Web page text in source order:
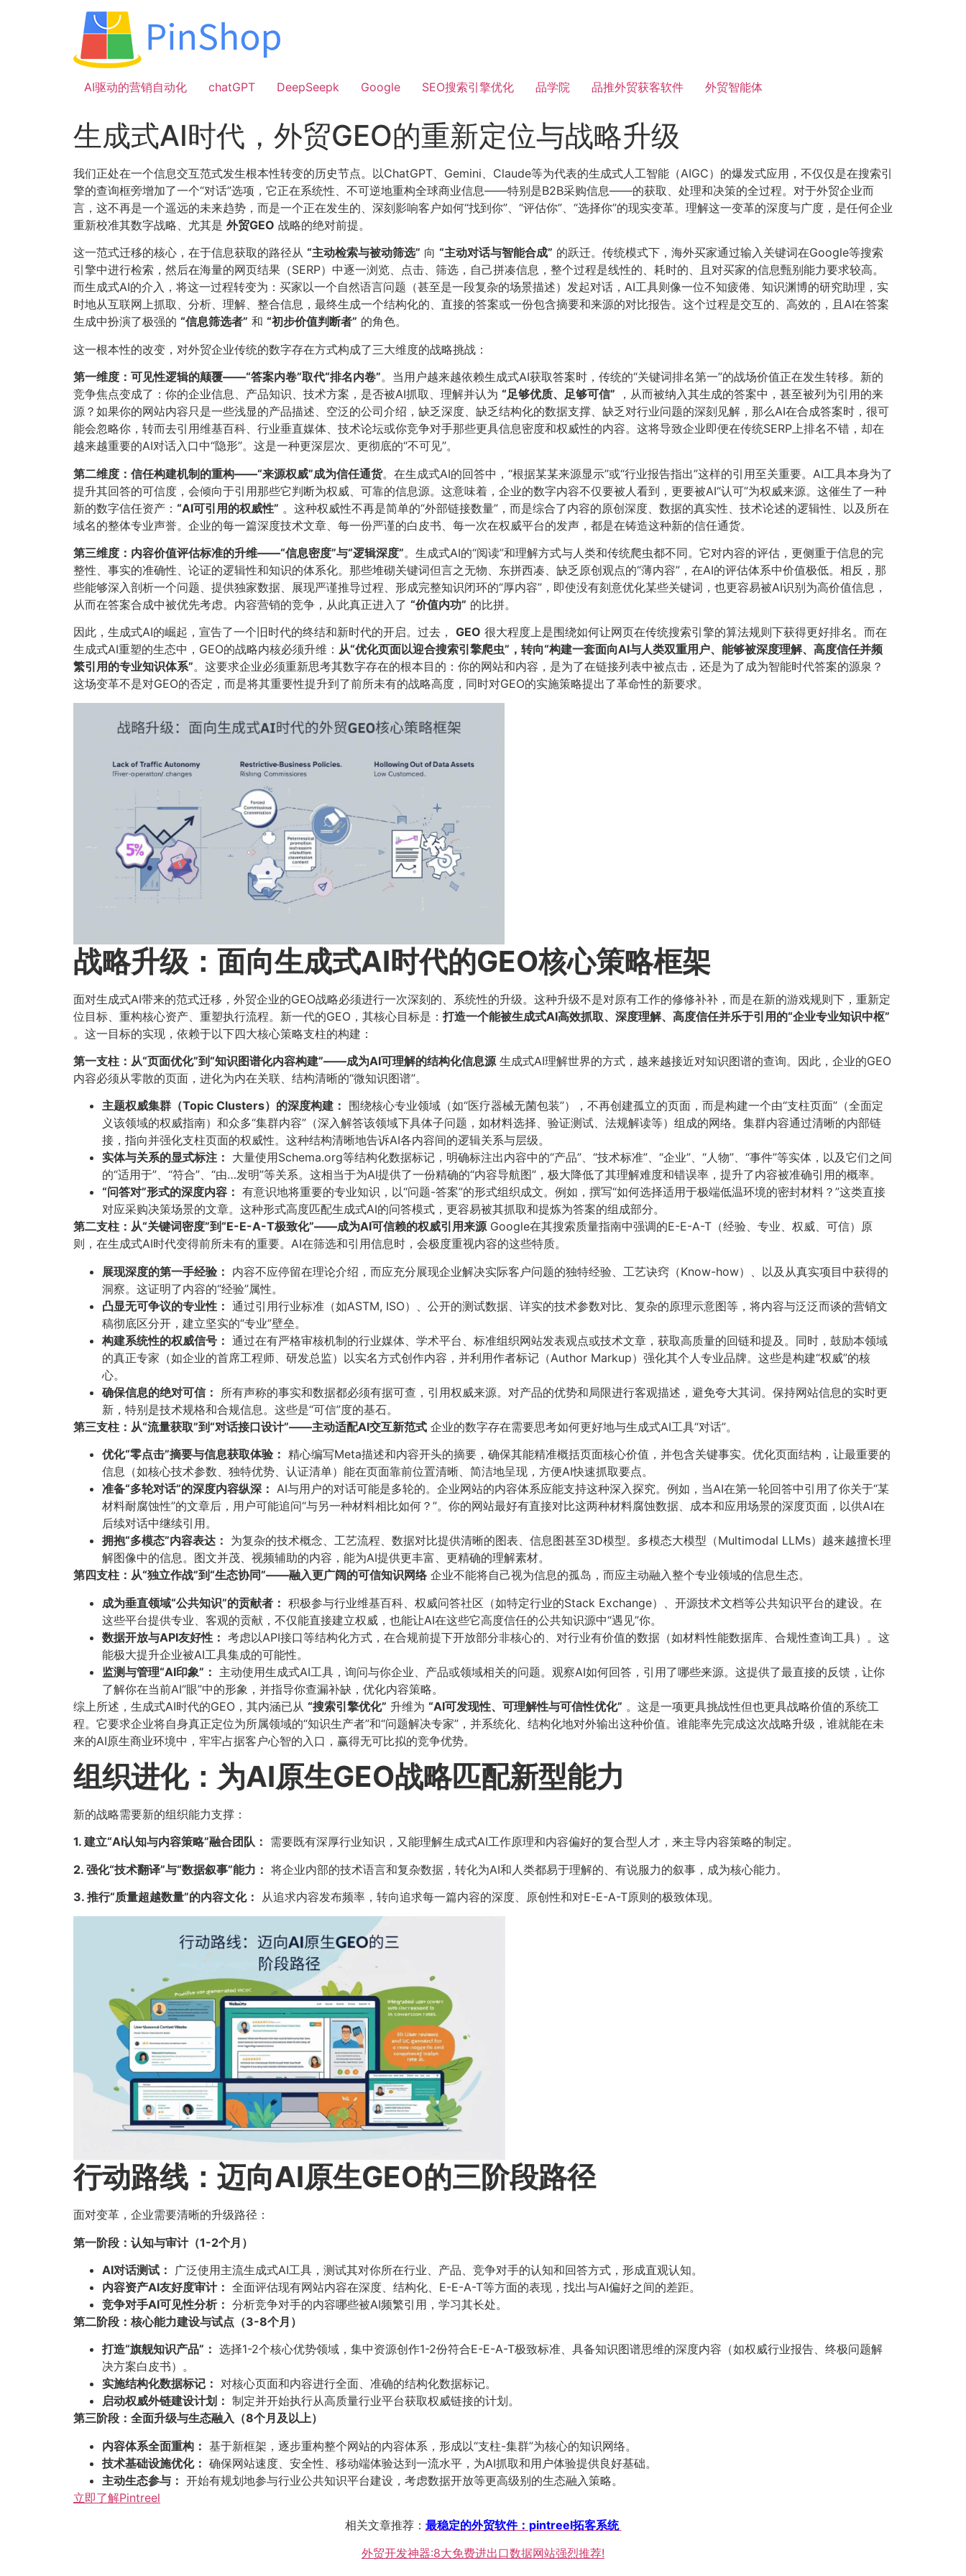
AI驱动的营销自动化
chatGPT DeepSeepk Google SEO搜索引擎优化 品学院 品推外贸获客软件 外贸智能体
生成式AI时代，外贸GEO的重新定位与战略升级
我们正处在一个信息交互范式发生根本性转变的历史节点。以ChatGPT、Gemini、Claude等为代表的生成式人工智能（AIGC）的爆发式应用，不仅仅是在搜索引
擎的查询框旁增加了一个“对话”选项，它正在系统性、不可逆地重构全球商业信息——特别是B2B采购信息——的获取、处理和决策的全过程。对于外贸企业而
言，这不再是一个遥远的未来趋势，而是一个正在发生的、深刻影响客户如何“找到你”、“评估你”、“选择你”的现实变革。理解这一变革的深度与广度，是任何企业
重新校准其数字战略、尤其是 外贸GEO 战略的绝对前提。
这一范式迁移的核心，在于信息获取的路径从 ​“主动检索与被动筛选”​ 向 ​“主动对话与智能合成”​ 的跃迁。传统模式下，海外买家通过输入关键词在Google等搜索
引擎中进行检索，然后在海量的网页结果（SERP）中逐一浏览、点击、筛选，自己拼凑信息，整个过程是线性的、耗时的、且对买家的信息甄别能力要求较高。
而生成式AI的介入，将这一过程转变为：买家以一个自然语言问题（甚至是一段复杂的场景描述）发起对话，AI工具则像一位不知疲倦、知识渊博的研究助理，实
时地从互联网上抓取、分析、理解、整合信息，最终生成一个结构化的、直接的答案或一份包含摘要和来源的对比报告。这个过程是交互的、高效的，且AI在答案
生成中扮演了极强的 ​“信息筛选者”​ 和 ​“初步价值判断者”​ 的角色。
这一根本性的改变，对外贸企业传统的数字存在方式构成了三大维度的战略挑战：
第一维度：可见性逻辑的颠覆——“答案内卷”取代“排名内卷”​​。当用户越来越依赖生成式AI获取答案时，传统的“关键词排名第一”的战场价值正在发生转移。新的
竞争焦点变成了：你的企业信息、产品知识、技术方案，是否被AI抓取、理解并认为 ​“足够优质、足够可信”​ ，从而被纳入其生成的答案中，甚至被列为引用的来
源？如果你的网站内容只是一些浅显的产品描述、空泛的公司介绍，缺乏深度、缺乏结构化的数据支撑、缺乏对行业问题的深刻见解，那么AI在合成答案时，很可
能会忽略你，转而去引用维基百科、行业垂直媒体、技术论坛或你竞争对手那些更具信息密度和权威性的内容。这将导致企业即便在传统SERP上排名不错，却在
越来越重要的AI对话入口中“隐形”。这是一种更深层次、更彻底的“不可见”。
第二维度：信任构建机制的重构——“来源权威”成为信任通货​。在生成式AI的回答中，“根据某某来源显示”或“行业报告指出”这样的引用至关重要。AI工具本身为了
提升其回答的可信度，会倾向于引用那些它判断为权威、可靠的信息源。这意味着，企业的数字内容不仅要被人看到，更要被AI“认可”为权威来源。这催生了一种
新的数字信任资产：​ ​“AI可引用的权威性”​ 。这种权威性不再是简单的“外部链接数量”，而是综合了内容的原创深度、数据的真实性、技术论述的逻辑性、以及所在
域名的整体专业声誉。企业的每一篇深度技术文章、每一份严谨的白皮书、每一次在权威平台的发声，都是在铸造这种新的信任通货。
第三维度：内容价值评估标准的升维——“信息密度”与“逻辑深度”​​。生成式AI的“阅读”和理解方式与人类和传统爬虫都不同。它对内容的评估，更侧重于信息的完
整性、事实的准确性、论证的逻辑性和知识的体系化。那些堆砌关键词但言之无物、东拼西凑、缺乏原创观点的“薄内容”，在AI的评估体系中价值极低。相反，那
些能够深入剖析一个问题、提供独家数据、展现严谨推导过程、形成完整知识闭环的“厚内容”，即使没有刻意优化某些关键词，也更容易被AI识别为高价值信息，
从而在答案合成中被优先考虑。内容营销的竞争，从此真正进入了 ​“价值内功”​ 的比拼。
因此，生成式AI的崛起，宣告了一个旧时代的终结和新时代的开启。过去， GEO 很大程度上是围绕如何让网页在传统搜索引擎的算法规则下获得更好排名。而在
生成式AI重塑的生态中，GEO的战略内核必须升维：​ 从“优化页面以迎合搜索引擎爬虫”，转向“构建一套面向AI与人类双重用户、能够被深度理解、高度信任并频
繁引用的专业知识体系”​​。这要求企业必须重新思考其数字存在的根本目的：你的网站和内容，是为了在链接列表中被点击，还是为了成为智能时代答案的源泉？
这场变革不是对GEO的否定，而是将其重要性提升到了前所未有的战略高度，同时对GEO的实施策略提出了革命性的新要求。
战略升级：面向生成式AI时代的GEO核心策略框架
面对生成式AI带来的范式迁移，外贸企业的GEO战略必须进行一次深刻的、系统性的升级。这种升级不是对原有工作的修修补补，而是在新的游戏规则下，重新定
位目标、重构核心资产、重塑执行流程。新一代的GEO，其核心目标是：​ 打造一个能被生成式AI高效抓取、深度理解、高度信任并乐于引用的“企业专业知识中枢”​
。这一目标的实现，依赖于以下四大核心策略支柱的构建：
第一支柱：从“页面优化”到“知识图谱化内容构建”——成为AI可理解的结构化信息源生成式AI理解世界的方式，越来越接近对知识图谱的查询。因此，企业的GEO
内容必须从零散的页面，进化为内在关联、结构清晰的“微知识图谱”。
主题权威集群（Topic Clusters）的深度构建：​ 围绕核心专业领域（如“医疗器械无菌包装”），不再创建孤立的页面，而是构建一个由“支柱页面”（全面定
义该领域的权威指南）和众多“集群内容”（深入解答该领域下具体子问题，如材料选择、验证测试、法规解读等）组成的网络。集群内容通过清晰的内部链
接，指向并强化支柱页面的权威性。这种结构清晰地告诉AI各内容间的逻辑关系与层级。
实体与关系的显式标注：​ 大量使用Schema.org等结构化数据标记，明确标注出内容中的“产品”、“技术标准”、“企业”、“人物”、“事件”等实体，以及它们之间
的“适用于”、“符合”、“由…发明”等关系。这相当于为AI提供了一份精确的“内容导航图”，极大降低了其理解难度和错误率，提升了内容被准确引用的概率。
​“问答对”形式的深度内容：​ 有意识地将重要的专业知识，以“问题-答案”的形式组织成文。例如，撰写“如何选择适用于极端低温环境的密封材料？”这类直接
对应采购决策场景的文章。这种形式高度匹配生成式AI的问答模式，更容易被其抓取和提炼为答案的组成部分。
第二支柱：从“关键词密度”到“E-E-A-T极致化”——成为AI可信赖的权威引用来源Google在其搜索质量指南中强调的E-E-A-T（经验、专业、权威、可信）原
则，在生成式AI时代变得前所未有的重要。AI在筛选和引用信息时，会极度重视内容的这些特质。
展现深度的第一手经验：​ 内容不应停留在理论介绍，而应充分展现企业解决实际客户问题的独特经验、工艺诀窍（Know-how）、以及从真实项目中获得的
洞察。这证明了内容的“经验”属性。
凸显无可争议的专业性：​ 通过引用行业标准（如ASTM, ISO）、公开的测试数据、详实的技术参数对比、复杂的原理示意图等，将内容与泛泛而谈的营销文
稿彻底区分开，建立坚实的“专业”壁垒。
构建系统性的权威信号：​ 通过在有严格审核机制的行业媒体、学术平台、标准组织网站发表观点或技术文章，获取高质量的回链和提及。同时，鼓励本领域
的真正专家（如企业的首席工程师、研发总监）以实名方式创作内容，并利用作者标记（Author Markup）强化其个人专业品牌。这些是构建“权威”的核
心。
确保信息的绝对可信：​
所有声称的事实和数据都必须有据可查，引用权威来源。对产品的优势和局限进行客观描述，避免夸大其词。保持网站信息的实时更
新，特别是技术规格和合规信息。这些是“可信”度的基石。
第三支柱：从“流量获取”到“对话接口设计”——主动适配AI交互新范式 企业的数字存在需要思考如何更好地与生成式AI工具“对话”。
优化“零点击”摘要与信息获取体验：​ 精心编写Meta描述和内容开头的摘要，确保其能精准概括页面核心价值，并包含关键事实。优化页面结构，让最重要的
信息（如核心技术参数、独特优势、认证清单）能在页面靠前位置清晰、简洁地呈现，方便AI快速抓取要点。
准备“多轮对话”的深度内容纵深：​ AI与用户的对话可能是多轮的。企业网站的内容体系应能支持这种深入探究。例如，当AI在第一轮回答中引用了你关于“某
材料耐腐蚀性”的文章后，用户可能追问“与另一种材料相比如何？”。你的网站最好有直接对比这两种材料腐蚀数据、成本和应用场景的深度页面，以供AI在
后续对话中继续引用。
拥抱“多模态”内容表达：​ 为复杂的技术概念、工艺流程、数据对比提供清晰的图表、信息图甚至3D模型。多模态大模型（Multimodal LLMs）越来越擅长理
解图像中的信息。图文并茂、视频辅助的内容，能为AI提供更丰富、更精确的理解素材。
第四支柱：从“独立作战”到“生态协同”——融入更广阔的可信知识网络企业不能将自己视为信息的孤岛，而应主动融入整个专业领域的信息生态。
成为垂直领域“公共知识”的贡献者：​ 积极参与行业维基百科、权威问答社区（如特定行业的Stack Exchange）、开源技术文档等公共知识平台的建设。在
这些平台提供专业、客观的贡献，不仅能直接建立权威，也能让AI在这些它高度信任的公共知识源中“遇见”你。
数据开放与API友好性：​ 考虑以API接口等结构化方式，在合规前提下开放部分非核心的、对行业有价值的数据（如材料性能数据库、合规性查询工具）。这
能极大提升企业被AI工具集成的可能性。
监测与管理“AI印象”：​ 主动使用生成式AI工具，询问与你企业、产品或领域相关的问题。观察AI如何回答，引用了哪些来源。这提供了最直接的反馈，让你
了解你在当前AI“眼”中的形象，并指导你查漏补缺，优化内容策略。
综上所述，生成式AI时代的GEO，其内涵已从 ​“搜索引擎优化”​ 升维为 ​“AI可发现性、可理解性与可信性优化”​ 。这是一项更具挑战性但也更具战略价值的系统工
程。它要求企业将自身真正定位为所属领域的“知识生产者”和“问题解决专家”，并系统化、结构化地对外输出这种价值。谁能率先完成这次战略升级，谁就能在未
来的AI原生商业环境中，牢牢占据客户心智的入口，赢得无可比拟的竞争优势。
组织进化：为AI原生GEO战略匹配新型能力
新的战略需要新的组织能力支撑：
1. 建立“AI认知与内容策略”融合团队：​ 需要既有深厚行业知识，又能理解生成式AI工作原理和内容偏好的复合型人才，来主导内容策略的制定。
2. 强化“技术翻译”与“数据叙事”能力：​ 将企业内部的技术语言和复杂数据，转化为AI和人类都易于理解的、有说服力的叙事，成为核心能力。
3. 推行“质量超越数量”的内容文化：​ 从追求内容发布频率，转向追求每一篇内容的深度、原创性和对E-E-A-T原则的极致体现。
行动路线：迈向AI原生GEO的三阶段路径
面对变革，企业需要清晰的升级路径：
第一阶段：认知与审计（1-2个月）​
AI对话测试：​
广泛使用主流生成式AI工具，测试其对你所在行业、产品、竞争对手的认知和回答方式，形成直观认知。
内容资产AI友好度审计：​ 全面评估现有网站内容在深度、结构化、E-E-A-T等方面的表现，找出与AI偏好之间的差距。
竞争对手AI可见性分析：​ 分析竞争对手的内容哪些被AI频繁引用，学习其长处。
第二阶段：核心能力建设与试点（3-8个月）​
打造“旗舰知识产品”：​ 选择1-2个核心优势领域，集中资源创作1-2份符合E-E-A-T极致标准、具备知识图谱思维的深度内容（如权威行业报告、终极问题解
决方案白皮书）。
实施结构化数据标记：​ 对核心页面和内容进行全面、准确的结构化数据标记。
启动权威外链建设计划：​ 制定并开始执行从高质量行业平台获取权威链接的计划。
第三阶段：全面升级与生态融入（8个月及以上）​
内容体系全面重构：​ 基于新框架，逐步重构整个网站的内容体系，形成以“支柱-集群”为核心的知识网络。
技术基础设施优化：​ 确保网站速度、安全性、移动端体验达到一流水平，为AI抓取和用户体验提供良好基础。
主动生态参与：​ 开始有规划地参与行业公共知识平台建设，考虑数据开放等更高级别的生态融入策略。
立即了解Pintreel
相关文章推荐： 最稳定的外贸软件：pintreel拓客系统
外贸开发神器:8大免费进出口数据网站强烈推荐!